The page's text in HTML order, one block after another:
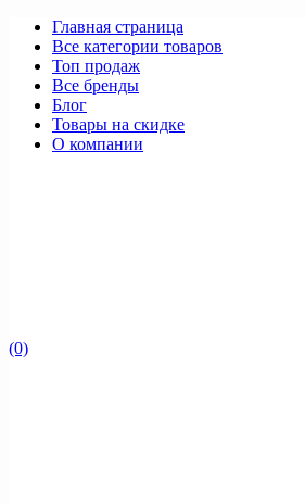
Главная страница
Все категории товаров
Топ продаж
Все бренды
Блог
Товары на скидке
О компании
(0)